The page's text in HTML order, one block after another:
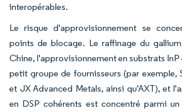
interopérables.
Le risque d'approvisionnement se
points de blocage. Le raffinage du
Chine, l'approvisionnement en substrats InP
petit groupe de fournisseurs (par exemple,
et JX Advanced Metals, ainsi qu'AXT), et
en DSP cohérents est concentré parmi